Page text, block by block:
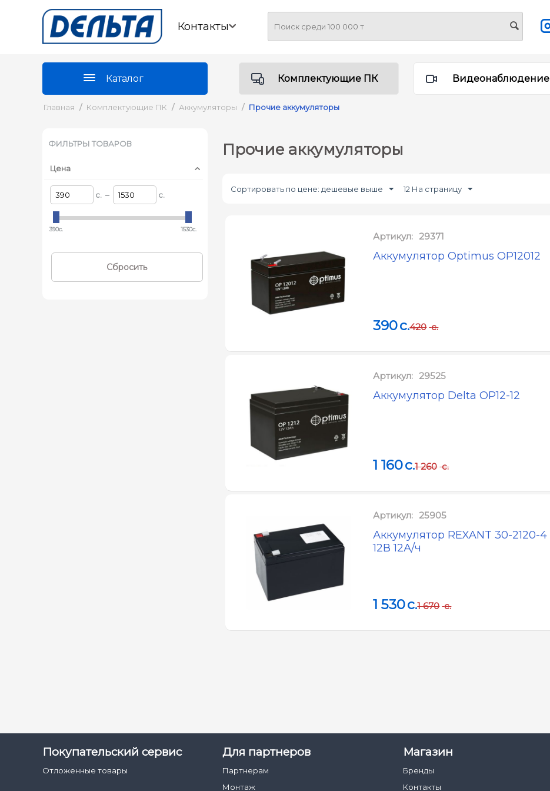
Контакты
Каталог Комплектующие ПК Видеонаблюдение
Главная / Комплектующие ПК / Аккумуляторы / Прочие аккумуляторы
ФИЛЬТРЫ ТОВАРОВ
Цена
c. – c.
390c. 1530c.
Сбросить
Прочие аккумуляторы
Сортировать по цене: дешевые выше 12 На страницу
Артикул: 29371
Аккумулятор Optimus OP12012
390c.420 c.
Артикул: 29525
Аккумулятор Delta OP12-12
1 160c.1 260 c.
Артикул: 25905
Аккумулятор REXANT 30-2120-4
12В 12А/ч
1 530c.1 670 c.
Покупательский сервис
Отложенные товары
Для партнеров
Партнерам
Монтаж
Магазин
Бренды
Контакты